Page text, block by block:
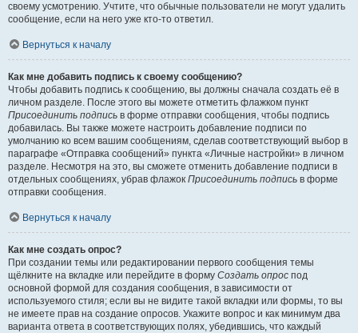
своему усмотрению. Учтите, что обычные пользователи не могут удалить
сообщение, если на него уже кто-то ответил.
Вернуться к началу
Как мне добавить подпись к своему сообщению?
Чтобы добавить подпись к сообщению, вы должны сначала создать её в
личном разделе. После этого вы можете отметить флажком пункт
Присоединить подпись в форме отправки сообщения, чтобы подпись
добавилась. Вы также можете настроить добавление подписи по
умолчанию ко всем вашим сообщениям, сделав соответствующий выбор в
параграфе «Отправка сообщений» пункта «Личные настройки» в личном
разделе. Несмотря на это, вы сможете отменить добавление подписи в
отдельных сообщениях, убрав флажок Присоединить подпись в форме
отправки сообщения.
Вернуться к началу
Как мне создать опрос?
При создании темы или редактировании первого сообщения темы
щёлкните на вкладке или перейдите в форму Создать опрос под
основной формой для создания сообщения, в зависимости от
используемого стиля; если вы не видите такой вкладки или формы, то вы
не имеете прав на создание опросов. Укажите вопрос и как минимум два
варианта ответа в соответствующих полях, убедившись, что каждый